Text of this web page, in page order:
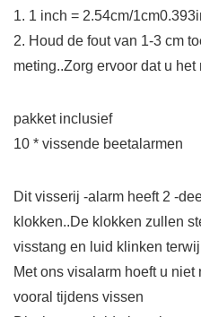
1. 1 inch = 2.54cm/
2. Houd de fout van 1-3 cm
meting..Zorg ervoor dat u
pakket inclusief
10 * vissende beetalarmen
Dit visserij -alarm heeft 2 -
klokken..De klokken zullen
visstang en luid klinken
Met ons visalarm hoeft u niet
vooral tijdens vissen